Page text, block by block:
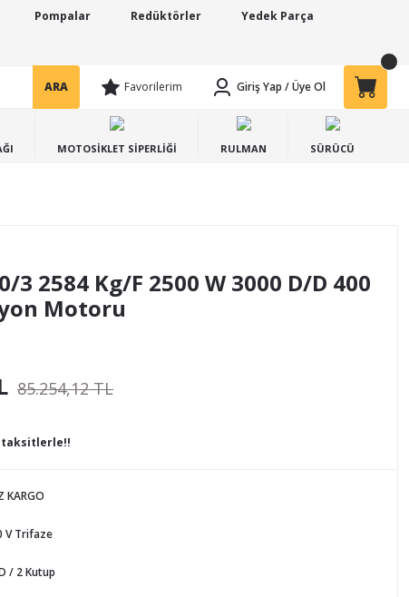
Pompalar Redüktörler Yedek Parça
ARA Favorilerim Giriş Yap /Üye Ol
MOTOSİKLET SİPERLİĞİ RULMAN SÜRÜCÜ
3 2584 Kg/F 2500 W 3000 D/D 400
Motoru
85.254,12 TL
taksitlerle!!
KARGO
V Trifaze
/ 2 Kutup